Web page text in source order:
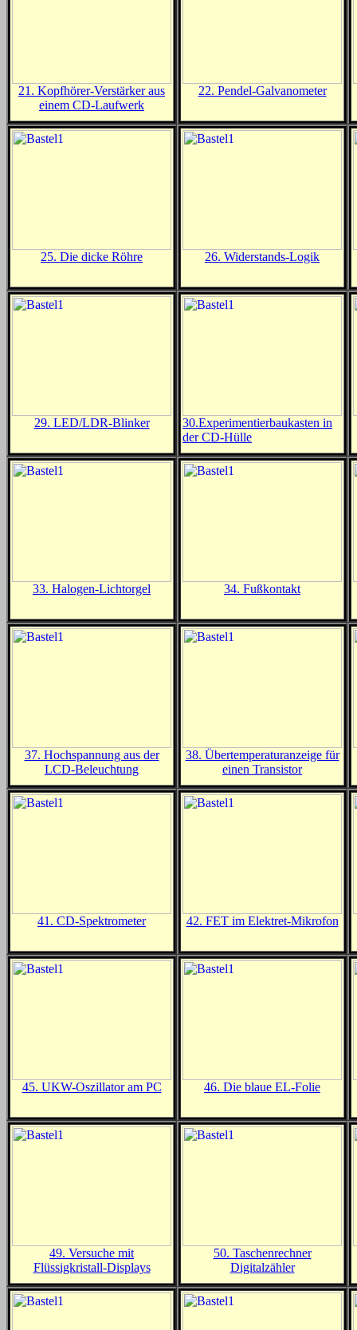
21. Kopfhörer-Verstärker aus
einem CD-Laufwerk
22. Pendel-Galvanometer
25. Die dicke Röhre 26. Widerstands-Logik
29. LED/LDR-Blinker
30.Experimentierbaukasten in
der CD-Hülle
33. Halogen-Lichtorgel 34. Fußkontakt
37. Hochspannung aus der
LCD-Beleuchtung
38. Übertemperaturanzeige für
einen Transistor
41. CD-Spektrometer 42. FET im Elektret-Mikrofon
45. UKW-Oszillator am PC 46. Die blaue EL-Folie
49. Versuche mit
Flüssigkristall-Displays
50. Taschenrechner
Digitalzähler